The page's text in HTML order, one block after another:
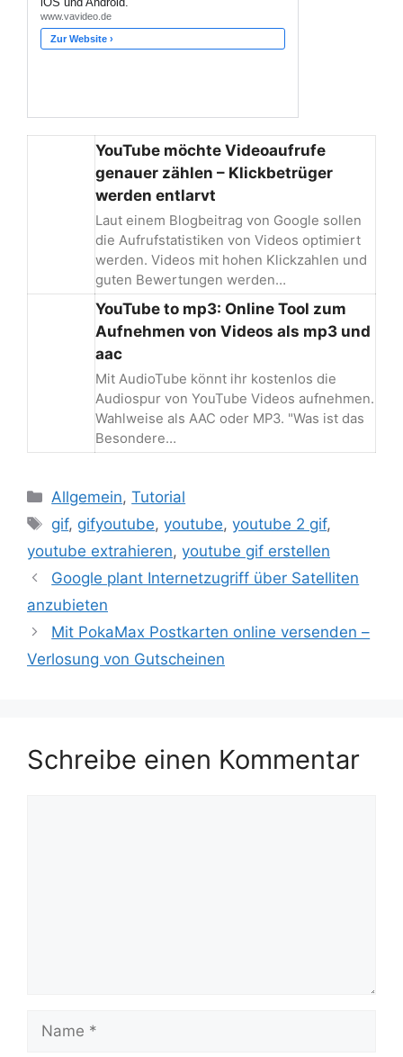
YouTube möchte Videoaufrufe
genauer zählen – Klickbetrüger
werden entlarvt
Laut einem Blogbeitrag von Google sollen
die Aufrufstatistiken von Videos optimiert
werden. Videos mit hohen Klickzahlen und
guten Bewertungen werden…
YouTube to mp3: Online Tool zum
Aufnehmen von Videos als mp3 und
aac
Mit AudioTube könnt ihr kostenlos die
Audiospur von YouTube Videos aufnehmen.
Wahlweise als AAC oder MP3. "Was ist das
Besondere…
Kategorien
Allgemein,Tutorial
Schlagwörter
gif, gifyoutube,youtube,youtube 2 gif,
youtube extrahieren, youtube gif erstellen
Beitrags-
Navigation
Google plant Internetzugriff über Satelliten
anzubieten
Mit PokaMax Postkarten online versenden –
Verlosung von Gutscheinen
Schreibe einen Kommentar
Name